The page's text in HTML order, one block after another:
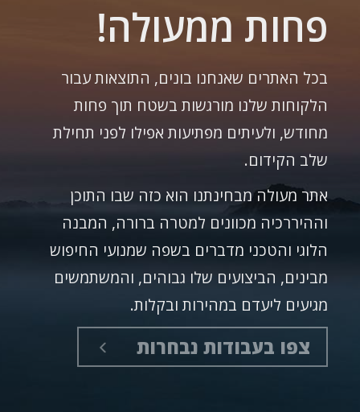
פחות ממעולה!
בכל האתרים שאנחנו בונים, התוצאות עבור
הלקוחות שלנו מורגשות בשטח תוך פחות
מחודש, ולעיתים מפתיעות אפילו לפני תחילת
שלב הקידום.
אתר מעולה מבחינתנו הוא כזה שבו התוכן
וההיררכיה מכוונים למטרה ברורה, המבנה
הלוגי והטכני מדברים בשפה שמנועי החיפוש
מבינים, הביצועים שלו גבוהים, והמשתמשים
מגיעים ליעדם במהירות ובקלות.
צפו בעבודות נבחרות